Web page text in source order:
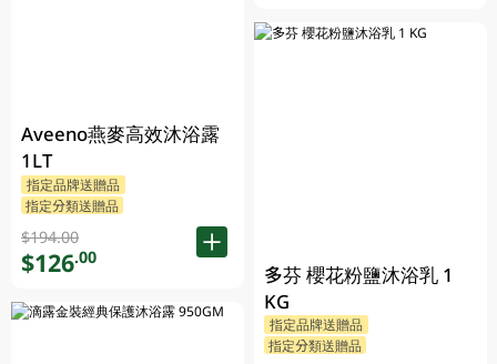
Aveeno燕麥高效沐浴露
1LT
指定品牌送贈品
指定分類送贈品
$194.00
$126.00
多芬 櫻花粉鹽沐浴乳 1
KG
指定品牌送贈品
指定分類送贈品